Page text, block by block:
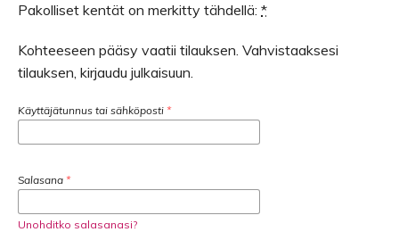
Pakolliset kentät on merkitty tähdellä: *
Kohteeseen pääsy vaatii tilauksen. Vahvistaaksesi
tilauksen, kirjaudu julkaisuun.
Käyttäjätunnus tai sähköposti *
Salasana *
Unohditko salasanasi?